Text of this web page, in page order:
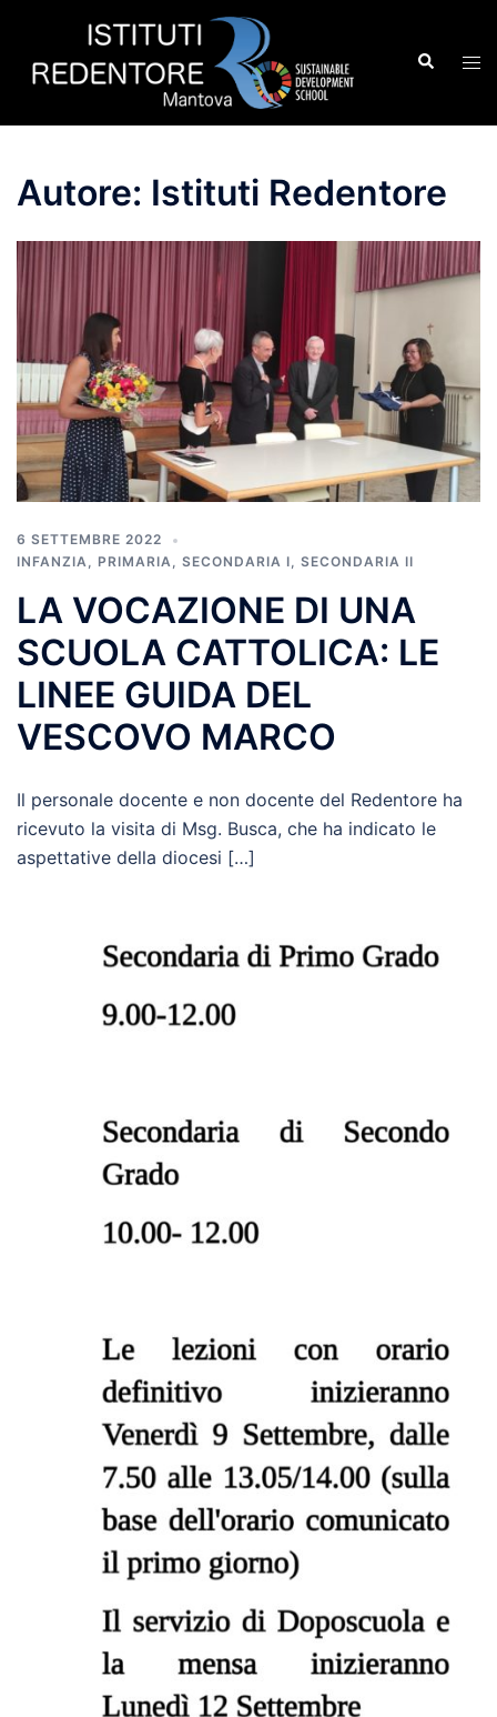
contenuto
Cerca
Autore: Istituti Redentore
6 SETTEMBRE 2022
INFANZIA
PRIMARIA SECONDARIA I SECONDARIA II
LA VOCAZIONE DI UNA
SCUOLA CATTOLICA: LE
LINEE GUIDA DEL
VESCOVO MARCO
Il personale docente e non docente del Redentore ha
ricevuto la visita di Msg. Busca, che ha indicato le
aspettative della diocesi […]